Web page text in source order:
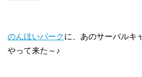
のんほいパークに、あのサーバルキ
やって来た～♪